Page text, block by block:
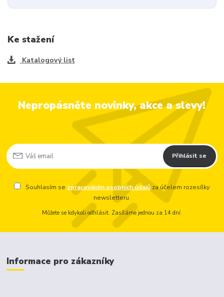
Ke stažení
Katalogový list
Nepropásněte novinky, akce a slevy!
Přihlásit se
Souhlasím se zpracováním osobních údajů za účelem rozesílky
newsletteru.
Můžete se kdykoli odhlásit. Zasíláme jednou za 14 dní.
Informace pro zákazníky